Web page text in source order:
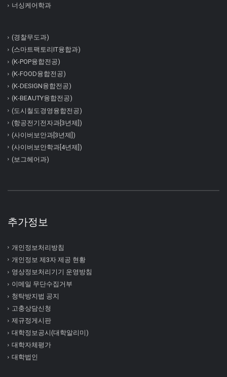
너싱케어학과
(경찰무도과)
(스마트팩토리IT융합과)
(K-POP융합전공)
(K-FOOD융합전공)
(K-DESIGN융합전공)
(K-BEAUTY융합전공)
(도시철도경영융합전공)
(항공전기전자과[3년제])
(사이버보안과[3년제])
(사이버보안학과[4년제])
(보그헤어과)
추가정보
개인정보처리방침
개인정보 제3자 제공 현황
영상정보처리기기 운영방침
이메일 무단수집거부
청탁방지법 공지
고충상담신청
제규정게시판
대학정보공시(대학알리미)
대학자체평가
대학법인